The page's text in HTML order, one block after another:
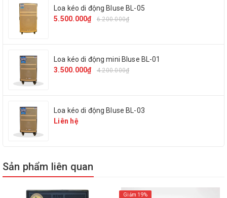
Thông số kỹ thuât:
Model: Caliana CS-66
Phụ kiện: 1 micro, 1 sạc, 1 remote
Bass: 10cm(x2)
Ngõ cắm nhạc cụ: Có (6.5mm)
Loa kéo di động Bluse BL-05
5.500.000₫
6.200.000₫
Loa kéo di động mini Bluse BL-01
3.500.000₫
4.200.000₫
Loa kéo di động Bluse BL-03
Liên hệ
Sản phẩm liên quan
Giảm 19%